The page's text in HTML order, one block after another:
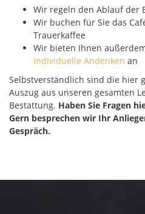
Wir regeln den Ablauf der
Wir buchen für Sie das
Trauerkaffee
Wir bieten Ihnen
Individuelle Andenken an
Selbstverständlich sind die hier
Auszug aus unseren gesamten
Bestattung. Haben Sie Fragen
Gern besprechen wir Ihr
Gespräch.